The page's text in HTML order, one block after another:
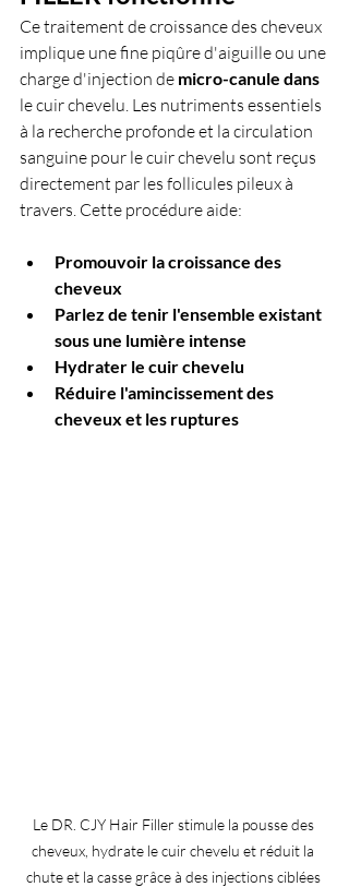
Ce traitement de croissance des cheveux
implique une fine piqûre d'aiguille ou une
charge d'injection de micro-canule dans
le cuir chevelu. Les nutriments essentiels
à la recherche profonde et la circulation
sanguine pour le cuir chevelu sont reçus
directement par les follicules pileux à
travers. Cette procédure aide:
Promouvoir la croissance des
cheveux
Parlez de tenir l'ensemble existant
sous une lumière intense
Hydrater le cuir chevelu
Réduire l'amincissement des
cheveux et les ruptures
Le DR. CJY Hair Filler stimule la pousse des
cheveux, hydrate le cuir chevelu et réduit la
chute et la casse grâce à des injections ciblées